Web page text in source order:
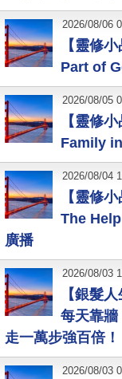
【靈修
Part of
2026/08/06
【靈修
Family
2026/08/05
【靈修
The
廣播
2026/08/04
【銀髮
每天靠牆
走一萬步強百倍！
2026/08/03
2026/08/03